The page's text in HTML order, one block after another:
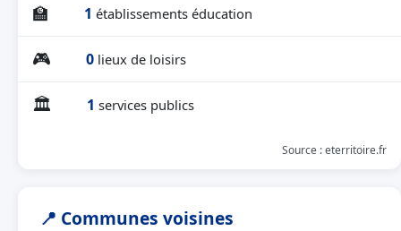
🏫 1 établissements éducation
🎮 0 lieux de loisirs
🏛 1 services publics
Source : eterritoire.fr
📍 Communes voisines